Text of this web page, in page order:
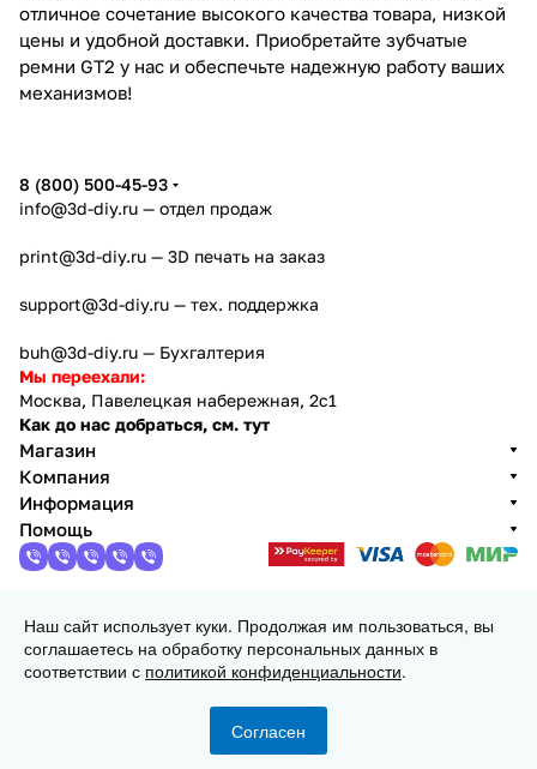
отличное сочетание высокого качества товара, низкой
цены и удобной доставки. Приобретайте зубчатые
ремни GT2 у нас и обеспечьте надежную работу ваших
механизмов!
8 (800) 500-45-93
info@3d-diy.ru — отдел продаж
print@3d-diy.ru — 3D печать на заказ
support@3d-diy.ru — тех. поддержка
buh@3d-diy.ru — Бухгалтерия
Мы переехали:
Москва, Павелецкая набережная, 2с1
Как до нас добраться, см. тут
Магазин
Компания
Информация
Помощь
2013 - 2026 © 3DiY (Тридиай) - интернет-магазин
комплектующих для 3D принтеров, ЧПУ станков и
робототехники
Наш сайт использует куки. Продолжая им пользоваться, вы
соглашаетесь на обработку персональных данных в
соответствии с политикой конфиденциальности.
Согласен